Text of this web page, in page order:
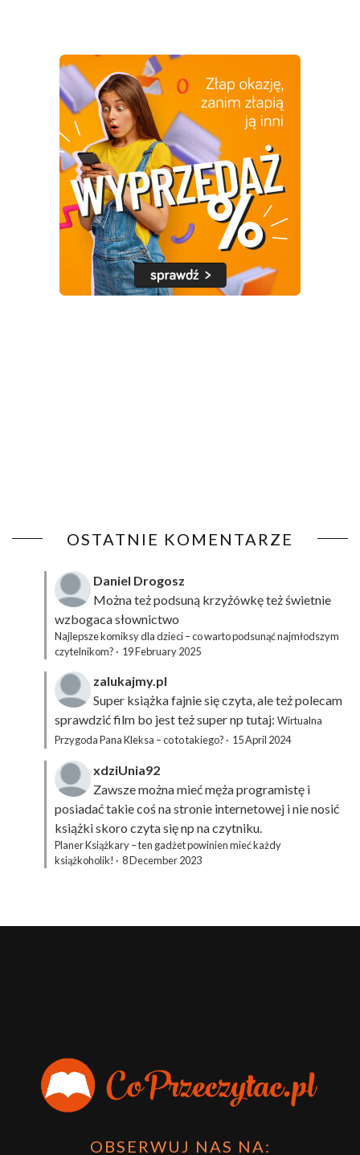
OSTATNIE KOMENTARZE
Daniel Drogosz
Można też podsuną krzyżówkęteż świetnie
wzbogaca słownictwo
Najlepsze komiksy dla dzieci – co warto podsunąć najmłodszym
czytelnikom? · 19 February 2025
zalukajmy.pl
Super książka fajnie się czyta, ale też polecam
sprawdzić film bo jest też super np tutaj: Wirtualna
Przygoda Pana Kleksa – co to takiego? · 15 April 2024
xdziUnia92
Zawsze można mieć męża programistę i
posiadać takie coś na stronie internetowej i nie nosić
książki skoro czyta się np na czytniku.
Planer Książkary – ten gadżet powinien mieć każdy
książkoholik! · 8 December 2023
OBSERWUJ NAS NA: